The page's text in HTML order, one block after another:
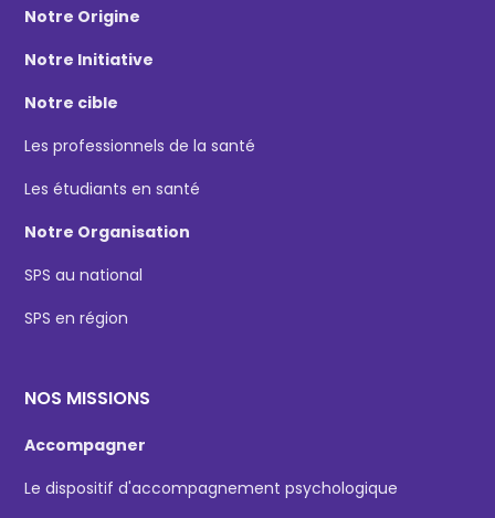
Notre Origine
Notre Initiative
Notre cible
Les professionnels de la santé
Les étudiants en santé
Notre Organisation
SPS au national
SPS en région
NOS MISSIONS
Accompagner
Le dispositif d'accompagnement psychologique